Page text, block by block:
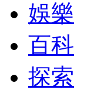
娛樂
百科
探索